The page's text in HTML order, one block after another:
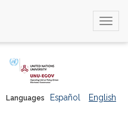
Languages Español English